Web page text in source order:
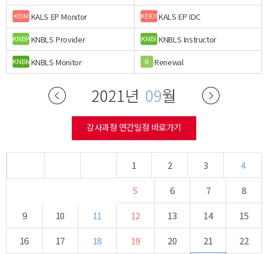
KEIM KALS EP Monitor KEIDCKALS EP IDC
KNBPKNBLS Provider KNBI KNBLS Instructor
KNBMKNBLS Monitor R Renewal
2021년 09월
강사과정 연간일정 바로가기
1 2 3
4
5
6 7
8
9
10 11 12 13 14
15
16
17 18 19 20 21
22